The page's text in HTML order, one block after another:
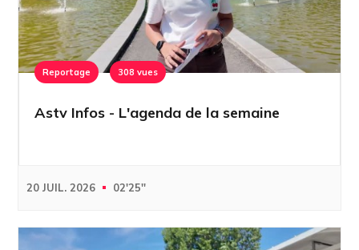
Reportage 308 vues
Astv Infos - L'agenda de la semaine
20 JUIL. 2026 02'25''